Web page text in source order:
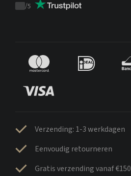
Trustpilot
/5
Verzending: 1-3 werkdagen
Eenvoudig retourneren
Gratis verzending vanaf €150